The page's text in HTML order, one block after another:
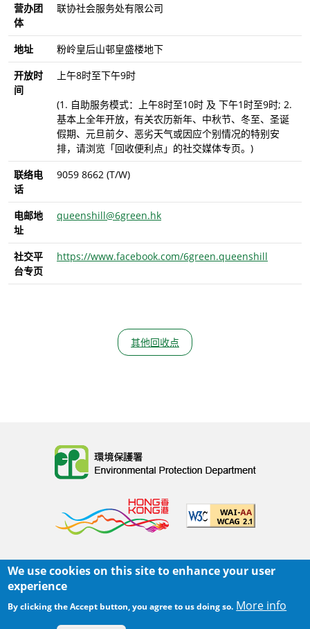
营办团
体
联协社会服务处有限公司
地址
粉岭皇后山邨皇盛楼地下
开放时
间
上午8时至下午9时
(1. 自助服务模式：上午8时至10时 及 下午1时至9时; 2.
基本上全年开放，有关农历新年、中秋节、冬至、圣诞
假期、元旦前夕、恶劣天气或因应个别情况的特别安
排，请浏览「回收便利点」的社交媒体专页。)
联络电
话
9059 8662 (T/W)
电邮地
址
queenshill@6green.hk
社交平
台专页
https://www.facebook.com/6green.queenshill
其他回收点
主页 | 网页指南 | 重要告示 |
私隐政策
Body
覆检日期:2026-06-01 15:26
We use cookies on this site to enhance your user
experience
By clicking the Accept button, you agree to us doing so. More info